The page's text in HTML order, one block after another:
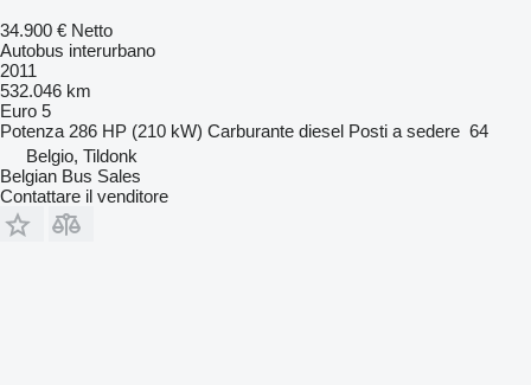
34.900 € Netto
Autobus interurbano
2011
532.046 km
Euro 5
Potenza 286 HP (210 kW) Carburante diesel Posti a sedere 64
Belgio, Tildonk
Belgian Bus Sales
Contattare il venditore